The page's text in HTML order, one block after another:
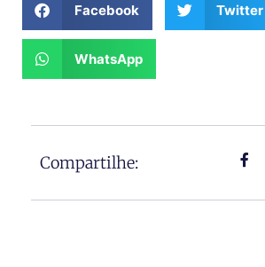
Facebook Twitter
WhatsApp
Compartilhe: